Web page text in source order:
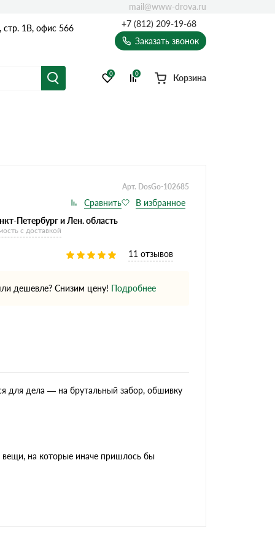
стр. 1В, офис 566
+7 (812) 209-19-68
Заказать звонок
0 0 Корзина
mail@www-drova.ru
Арт. DosGo-102685
Петербург и Лен. область
с доставкой
11 отзывов
дешевле? Снизим цену! Подробнее
для дела — на брутальный забор, обшивку
на которые иначе пришлось бы